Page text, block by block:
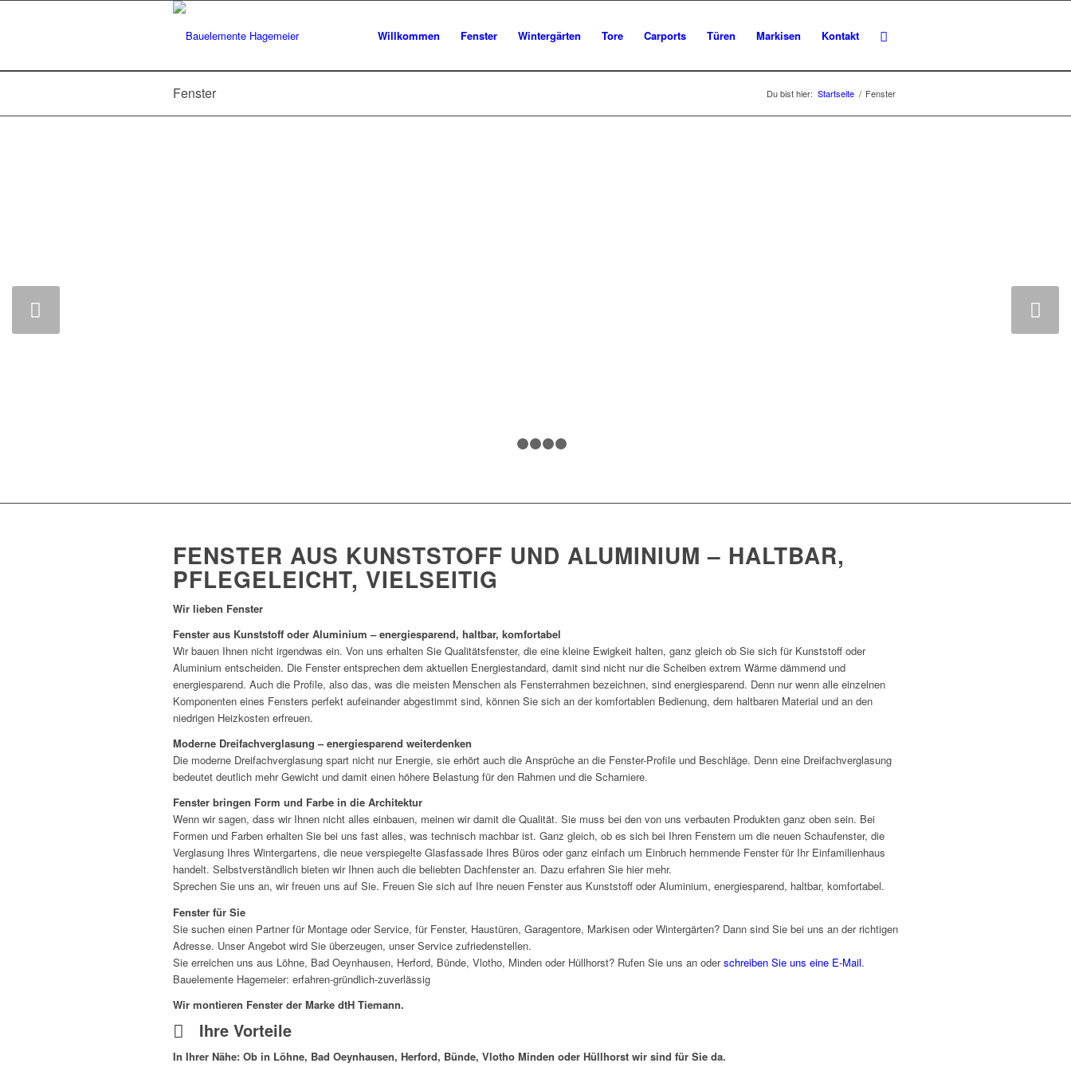
Willkommen Fenster Wintergärten Tore Carports Türen Markisen Kontakt
Fenster Du bist hier: Startseite / Fenster
FENSTER AUS KUNSTSTOFF UND ALUMINIUM – HALTBAR,
PFLEGELEICHT, VIELSEITIG
Wir lieben Fenster
Fenster aus Kunststoff oder Aluminium – energiesparend, haltbar, komfortabel
Wir bauen Ihnen nicht irgendwas ein. Von uns erhalten Sie Qualitätsfenster, die eine kleine Ewigkeit halten, ganz gleich ob Sie sich für Kunststoff oder
Aluminium entscheiden. Die Fenster entsprechen dem aktuellen Energiestandard, damit sind nicht nur die Scheiben extrem Wärme dämmend und
energiesparend. Auch die Profile, also das, was die meisten Menschen als Fensterrahmen bezeichnen, sind energiesparend. Denn nur wenn alle einzelnen
Komponenten eines Fensters perfekt aufeinander abgestimmt sind, können Sie sich an der komfortablen Bedienung, dem haltbaren Material und an den
niedrigen Heizkosten erfreuen.
Moderne Dreifachverglasung – energiesparend weiterdenken
Die moderne Dreifachverglasung spart nicht nur Energie, sie erhört auch die Ansprüche an die Fenster-Profile und Beschläge. Denn eine Dreifachverglasung
bedeutet deutlich mehr Gewicht und damit einen höhere Belastung für den Rahmen und die Scharniere.
Fenster bringen Form und Farbe in die Architektur
Wenn wir sagen, dass wir Ihnen nicht alles einbauen, meinen wir damit die Qualität. Sie muss bei den von uns verbauten Produkten ganz oben sein. Bei
Formen und Farben erhalten Sie bei uns fast alles, was technisch machbar ist. Ganz gleich, ob es sich bei Ihren Fenstern um die neuen Schaufenster, die
Verglasung Ihres Wintergartens, die neue verspiegelte Glasfassade Ihres Büros oder ganz einfach um Einbruch hemmende Fenster für Ihr Einfamilienhaus
handelt. Selbstverständlich bieten wir Ihnen auch die beliebten Dachfenster an. Dazu erfahren Sie hier mehr.
Sprechen Sie uns an, wir freuen uns auf Sie. Freuen Sie sich auf Ihre neuen Fenster aus Kunststoff oder Aluminium, energiesparend, haltbar, komfortabel.
Fenster für Sie
Sie suchen einen Partner für Montage oder Service, für Fenster, Haustüren, Garagentore, Markisen oder Wintergärten? Dann sind Sie bei uns an der richtigen
Adresse. Unser Angebot wird Sie überzeugen, unser Service zufriedenstellen.
Sie erreichen uns aus Löhne, Bad Oeynhausen, Herford, Bünde, Vlotho, Minden oder Hüllhorst? Rufen Sie uns an oderschreiben Sie uns eine E-Mail.
Bauelemente Hagemeier: erfahren-gründlich-zuverlässig
Wir montieren Fenster der Marke dtH Tiemann.
Ihre Vorteile
In Ihrer Nähe: Ob in Löhne, Bad Oeynhausen, Herford, Bünde, Vlotho Minden oder Hüllhorst wir sind für Sie da.